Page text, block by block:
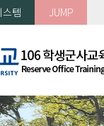
스템 JUMP